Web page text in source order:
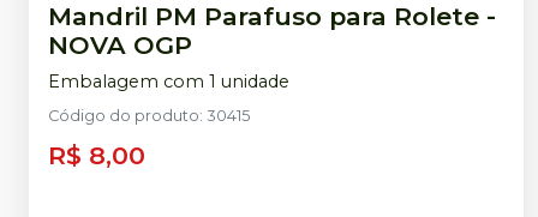
Mandril PM Parafuso para Rolete -
NOVA OGP
Embalagem com 1 unidade
Código do produto: 30415
R$ 8,00